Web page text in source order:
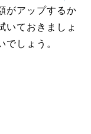
がアップするか
いておきましょ
でしょう。